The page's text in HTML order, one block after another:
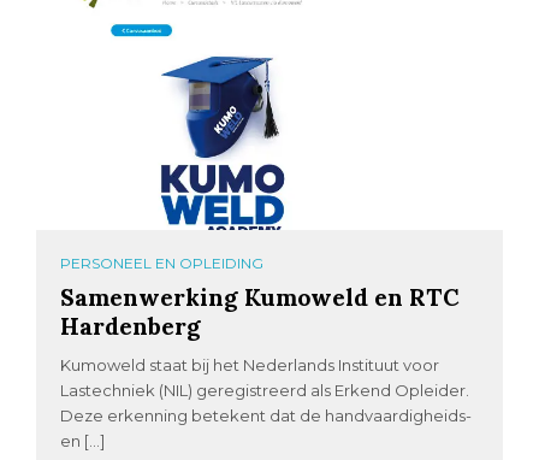
PERSONEEL EN OPLEIDING
Samenwerking Kumoweld en RTC
Hardenberg
Kumoweld staat bij het Nederlands Instituut voor
Lastechniek (NIL) geregistreerd als Erkend Opleider.
Deze erkenning betekent dat de handvaardigheids-
en […]